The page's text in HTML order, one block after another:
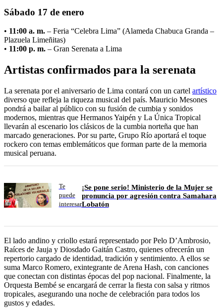
Sábado 17 de enero
• 11:00 a. m. – Feria “Celebra Lima” (Alameda Chabuca Granda –
Plazuela Limeñitas)
• 11:00 p. m. – Gran Serenata a Lima
Artistas confirmados para la serenata
La serenata por el aniversario de Lima contará con un cartel artístico
diverso que refleja la riqueza musical del país. Mauricio Mesones
pondrá a bailar al público con su fusión de cumbia y sonidos
modernos, mientras que Hermanos Yaipén y La Única Tropical
llevarán al escenario los clásicos de la cumbia norteña que han
marcado generaciones. Por su parte, Grupo Río aportará el toque
rockero con temas emblemáticos que forman parte de la memoria
musical peruana.
Te
puede
interesar
¡Se pone serio! Ministerio de la Mujer se
pronuncia por agresión contra Samahara
Lobatón
El lado andino y criollo estará representado por Pelo D’Ambrosio,
Raíces de Jauja y Diosdado Gaitán Castro, quienes ofrecerán un
repertorio cargado de identidad, tradición y sentimiento. A ellos se
suma Marco Romero, exintegrante de Arena Hash, con canciones
que conectan con distintas épocas del pop nacional. Finalmente, la
Orquesta Bembé se encargará de cerrar la fiesta con salsa y ritmos
tropicales, asegurando una noche de celebración para todos los
gustos y edades.